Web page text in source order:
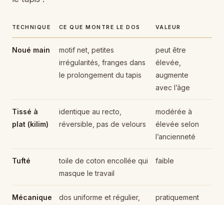
TECHNIQUE CE QUE MONTRE LE DOS VALEUR
Noué main
motif net, petites
irrégularités, franges dans
le prolongement du tapis
peut être
élevée,
augmente
avec l’âge
Tissé à
plat (kilim)
identique au recto,
réversible, pas de velours
modérée à
élevée selon
l’ancienneté
Tufté
toile de coton encollée qui
masque le travail
faible
Mécanique
dos uniforme et régulier,
pratiquement